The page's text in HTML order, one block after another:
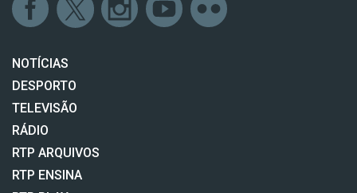
NOTÍCIAS
DESPORTO
TELEVISÃO
RÁDIO
RTP ARQUIVOS
RTP ENSINA